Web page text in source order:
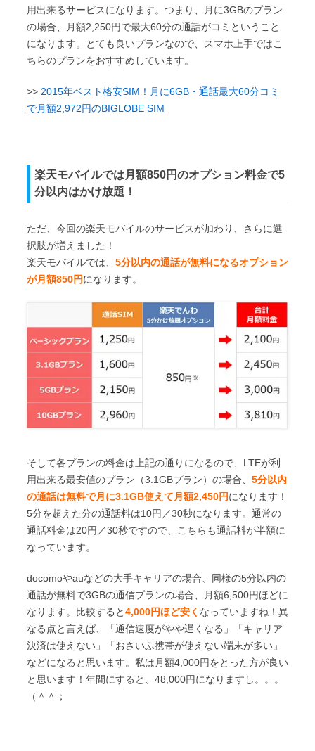
用出来るサービスになります。つまり、月に3GBのプラン
の場合、月額2,250円で最大60分の通話がコミということ
になります。とても良いプランなので、スマホ上手ではこ
ちらのプランをおすすめしています。
>> 2015年ベスト格安SIM！月に6GB・通話最大60分コミ
で月額2,972円のBIGLOBE SIM
楽天モバイルでは月額850円のオプション料金で5
分以内はかけ放題！
ただ、今回の楽天モバイルのサービスが加わり、さらに選
択肢が増えました！
楽天モバイルでは、 5分以内の通話が無料になるオプション
が月額850円になります。
そして各プランの料金は上記の通りになるので、LTEが利
用出来る最安値のプラン（3.1GBプラン）の場合、 5分以内
の通話は無料で月に3.1GB使えて月額2,450円になります！
5分を超えた分の通話料は10円／30秒になります。通常の
通話料金は20円／30秒ですので、こちらも通話料が半額に
なっています。
docomoやauなどの大手キャリアの場合、同様の5分以内の
通話が無料で3GBの通信プランの場合、月額6,500円ほどに
なります。比較すると4,000円ほど安く なっていますね！異
なる点と言えば、「通信速度がやや遅くなる」「キャリア
決済は使えない」「おさいふ携帯が使えない端末が多い」
などになると思います。私は月額4,000円をとった方が良い
と思います！年間にすると、48,000円になりますし。。。
（＾＾；